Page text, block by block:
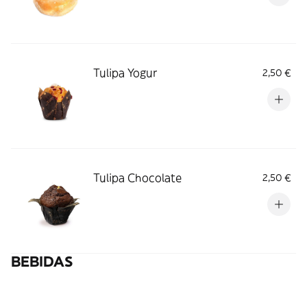
Tulipa Yogur 2,50 €
Tulipa Chocolate 2,50 €
BEBIDAS